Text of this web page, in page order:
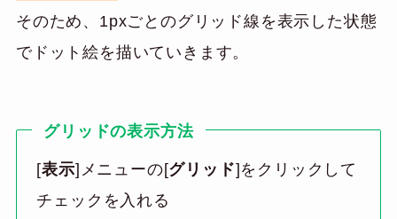
そのため、1pxごとのグリッド線を表示した状態
でドット絵を描いていきます。
グリッドの表示方法
[表示]メニューの[グリッド]をクリックして
チェックを入れる